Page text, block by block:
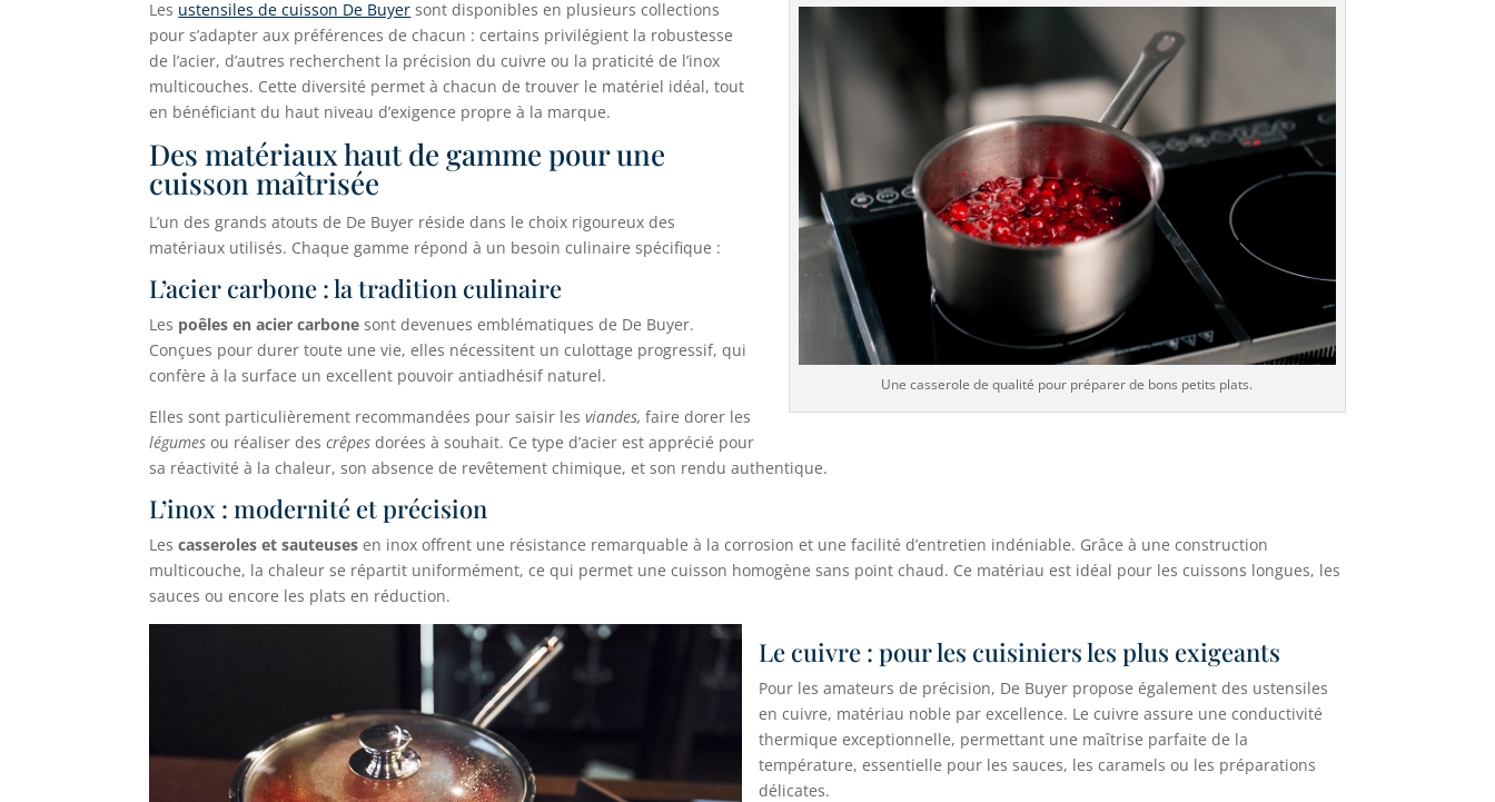
Une casserole de qualité pour préparer de bons petits plats.
Les ustensiles de cuisson De Buyer sont disponibles en plusieurs collections
pour s’adapter aux préférences de chacun : certains privilégient la robustesse
de l’acier, d’autres recherchent la précision du cuivre ou la praticité de l’inox
multicouches. Cette diversité permet à chacun de trouver le matériel idéal, tout
en bénéficiant du haut niveau d’exigence propre à la marque.
Des matériaux haut de gamme pour une
cuisson maîtrisée
L’un des grands atouts de De Buyer réside dans le choix rigoureux des
matériaux utilisés. Chaque gamme répond à un besoin culinaire spécifique :
L’acier carbone : la tradition culinaire
Les poêles en acier carbone sont devenues emblématiques de De Buyer.
Conçues pour durer toute une vie, elles nécessitent un culottage progressif, qui
confère à la surface un excellent pouvoir antiadhésif naturel.
Elles sont particulièrement recommandées pour saisir lesviandes, faire dorer les
légumes ou réaliser des crêpes dorées à souhait. Ce type d’acier est apprécié pour
sa réactivité à la chaleur, son absence de revêtement chimique, et son rendu authentique.
L’inox : modernité et précision
Lescasseroles et sauteuses en inox offrent une résistance remarquable à la corrosion et une facilité d’entretien indéniable. Grâce à une construction
multicouche, la chaleur se répartit uniformément, ce qui permet une cuisson homogène sans point chaud. Ce matériau est idéal pour les cuissons longues, les
sauces ou encore les plats en réduction.
Le cuivre : pour les cuisiniers les plus exigeants
Pour les amateurs de précision, De Buyer propose également des ustensiles
en cuivre, matériau noble par excellence. Le cuivre assure une conductivité
thermique exceptionnelle, permettant une maîtrise parfaite de la
température, essentielle pour les sauces, les caramels ou les préparations
délicates.